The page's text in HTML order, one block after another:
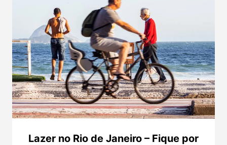
Lazer no Rio de Janeiro – Fique por